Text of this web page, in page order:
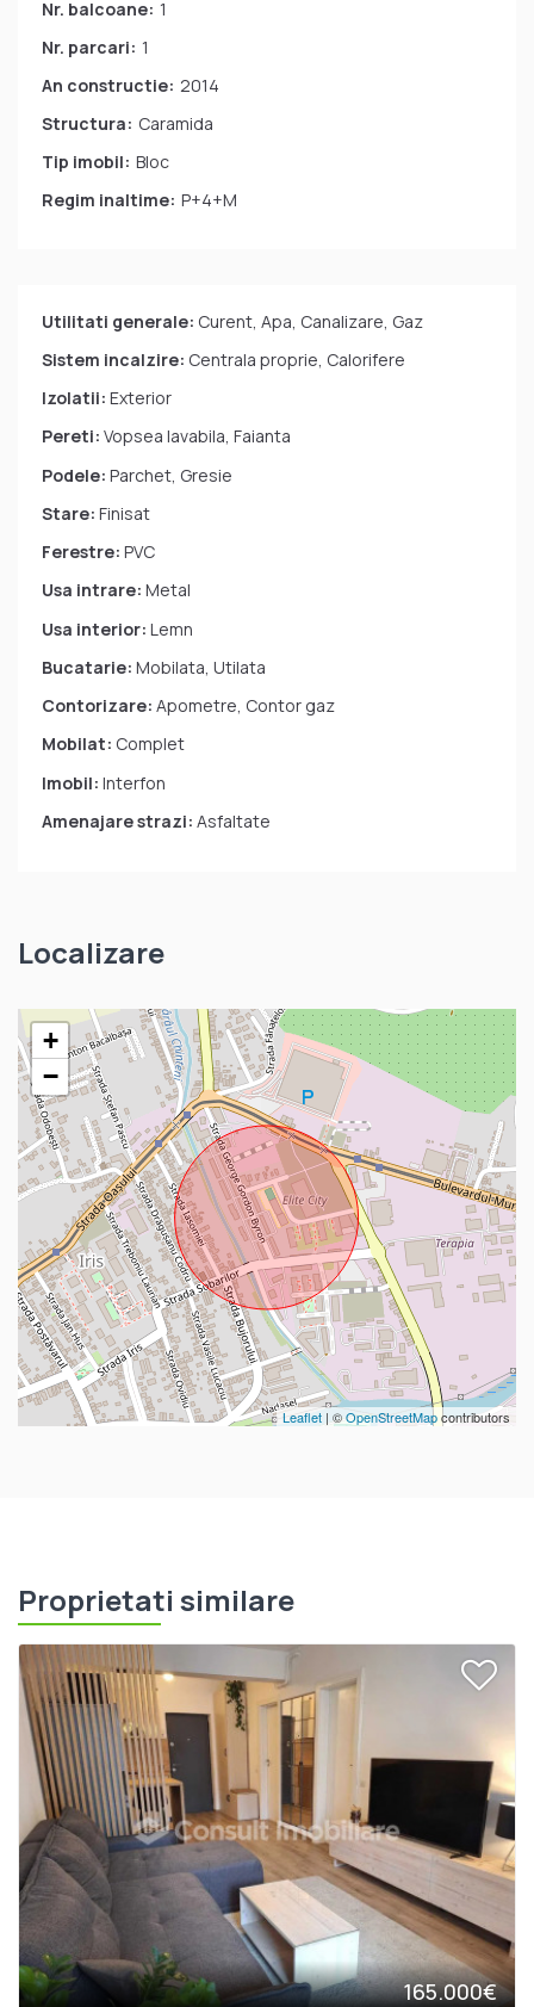
Nr. balcoane: 1
Nr. parcari: 1
An constructie: 2014
Structura: Caramida
Tip imobil: Bloc
Regim inaltime: P+4+M
Utilitati generale: Curent, Apa, Canalizare, Gaz
Sistem incalzire: Centrala proprie, Calorifere
Izolatii: Exterior
Pereti: Vopsea lavabila, Faianta
Podele: Parchet, Gresie
Stare: Finisat
Ferestre: PVC
Usa intrare: Metal
Usa interior: Lemn
Bucatarie: Mobilata, Utilata
Contorizare: Apometre, Contor gaz
Mobilat: Complet
Imobil: Interfon
Amenajare strazi: Asfaltate
Localizare
+
−
Leaflet | ©OpenStreetMapcontributors
Proprietati similare
165.000€